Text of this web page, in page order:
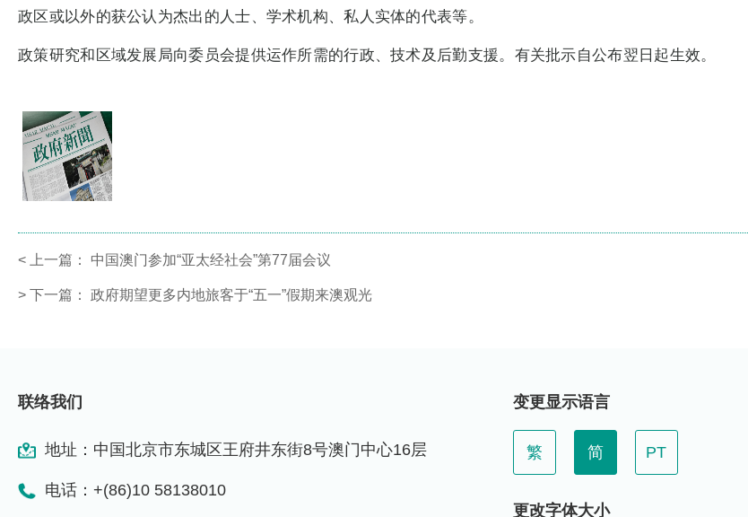
政区或以外的获公认为杰出的人士、学术机构、私人实体的代表等。
政策研究和区域发展局向委员会提供运作所需的行政、技术及后勤支援。有关批示自公布翌日起生效。
< 上一篇： 中国澳门参加“亚太经社会”第77届会议
> 下一篇： 政府期望更多内地旅客于“五一”假期来澳观光
联络我们
地址：中国北京市东城区王府井东街8号澳门中心16层
电话：+(86)10 58138010
变更显示语言
繁 简 PT
更改字体大小